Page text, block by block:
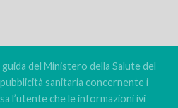
del Ministero della Salute del
sanitaria concernente i
l’utente che le informazioni ivi